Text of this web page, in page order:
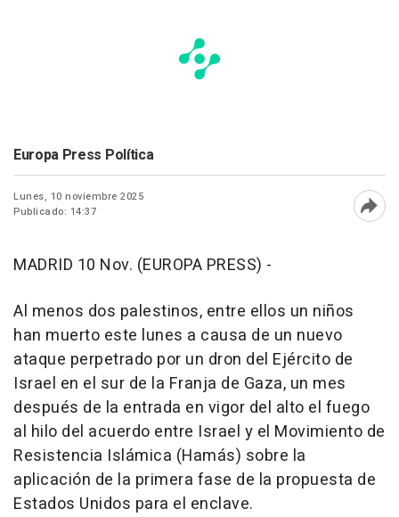
Europa Press Política
Lunes, 10 noviembre 2025
Publicado: 14:37
MADRID 10 Nov. (EUROPA PRESS) -
Al menos dos palestinos, entre ellos un niños
han muerto este lunes a causa de un nuevo
ataque perpetrado por un dron del Ejército de
Israel en el sur de la Franja de Gaza, un mes
después de la entrada en vigor del alto el fuego
al hilo del acuerdo entre Israel y el Movimiento de
Resistencia Islámica (Hamás) sobre la
aplicación de la primera fase de la propuesta de
Estados Unidos para el enclave.